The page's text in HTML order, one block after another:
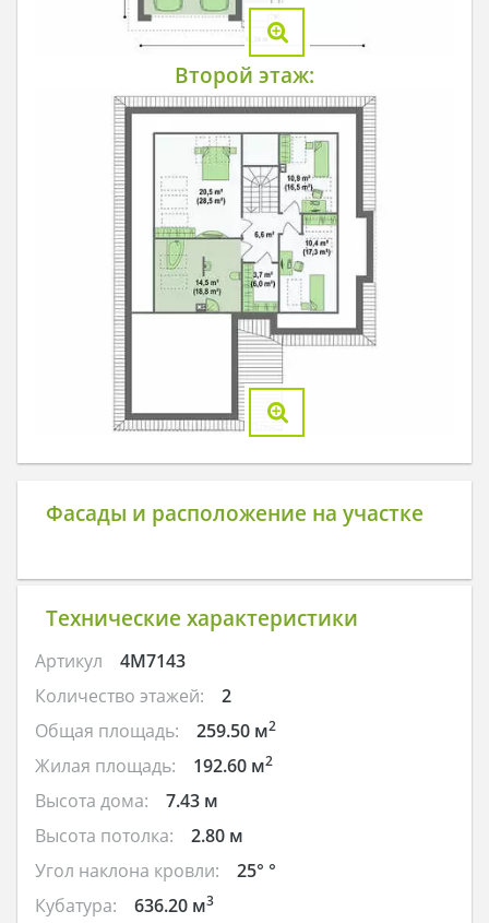
Второй этаж:
Фасады и расположение на участке
Технические характеристики
Артикул
4M7143
Количество этажей:
2
Общая площадь:
259.50 м2
Жилая площадь: 192.60 м2
Высота дома:
7.43 м
Высота потолка:
2.80 м
Угол наклона кровли:
25° °
Кубатура:
636.20 м3